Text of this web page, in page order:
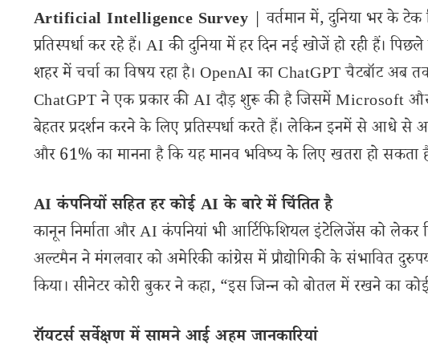
Artificial Intelligence Survey | वर्तमान में, दुनिया भर के
प्रतिस्पर्धा कर रहे हैं। AI की दुनिया में हर दिन नई खोजें हो रही हैं।
शहर में चर्चा का विषय रहा है। OpenAI का ChatGPT चैटबॉट
ChatGPT ने एक प्रकार की AI दौड़ शुरू की है जिसमें Microsoft
बेहतर प्रदर्शन करने के लिए प्रतिस्पर्धा करते हैं। लेकिन इनमें से आधे से
और 61% का मानना है कि यह मानव भविष्य के लिए खतरा हो
AI कंपनियों सहित हर कोई AI के बारे में चिंतित है
कानून निर्माता और AI कंपनियां भी आर्टिफिशियल इंटेलिजेंस को
अल्टमैन ने मंगलवार को अमेरिकी कांग्रेस में प्रौद्योगिकी के संभावित
किया। सीनेटर कोरी बुकर ने कहा, “इस जिन्न को बोतल में रखने का कोई
रॉयटर्स सर्वेक्षण में सामने आई अहम जानकारियां